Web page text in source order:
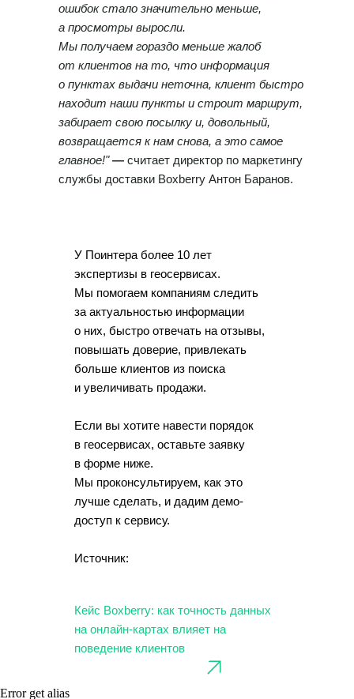
ошибок стало значительно меньше,
а просмотры выросли.
Мы получаем гораздо меньше жалоб
от клиентов на то, что информация
о пунктах выдачи неточна, клиент быстро
находит наши пункты и строит маршрут,
забирает свою посылку и, довольный,
возвращается к нам снова, а это самое
главное!"— считает директор по маркетингу
службы доставки Boxberry Антон Баранов.
У Поинтера более 10 лет
экспертизы в геосервисах.
Мы помогаем компаниям следить
за актуальностью информации
о них, быстро отвечать на отзывы,
повышать доверие, привлекать
больше клиентов из поиска
и увеличивать продажи.
Если вы хотите навести порядок
в геосервисах, оставьте заявку
в форме ниже.
Мы проконсультируем, как это
лучше сделать, и дадим демо-
доступ к сервису.
Источник:
Кейс Boxberry: как точность данных
на онлайн-картах влияет на
поведение клиентов
Error get alias
ОГРН 1 197 746 516 550
ИНН 7 704 499 646
помещение 5Н, офис 531
© Поинтер, 2019–2026
Политика конфиденциальности
Согласие на обработку персональных данных
Договор-оферта